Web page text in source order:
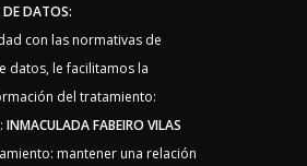
DE DATOS:
con las normativas de
datos, le facilitamos la
del tratamiento:
INMACULADA FABEIRO VILAS
mantener una relación